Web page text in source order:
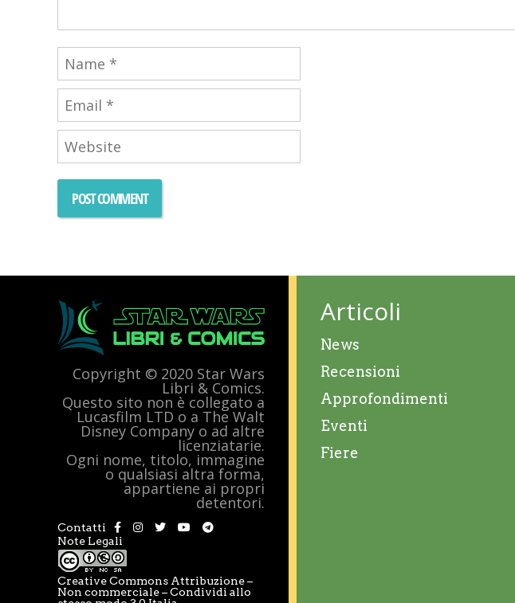
Copyright © 2020 Star Wars
Libri & Comics.
Questo sito non è collegato a
Lucasfilm LTD o a The Walt
Disney Company o ad altre
licenziatarie.
Ogni nome, titolo, immagine
o qualsiasi altra forma,
appartiene ai propri
detentori.
Contatti
Note Legali
Creative Commons Attribuzione –
Non commerciale – Condividi allo
Articoli
News
Recensioni
Approfondimenti
Eventi
Fiere